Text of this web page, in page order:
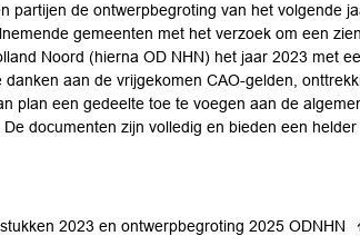
partijen de ontwerpbegroting van het volgende
gemeenten met het verzoek om een
Noord (hierna OD NHN) het jaar 2023 met
aan de vrijgekomen CAO-gelden,
plan een gedeelte toe te voegen aan de
documenten zijn volledig en bieden een
2023 en ontwerpbegroting 2025 ODNHN